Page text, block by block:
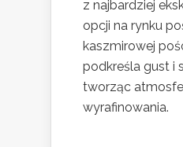
z najbardziej
opcji na rynku
kaszmirowej
podkreśla gust i
tworząc
wyrafinowania.